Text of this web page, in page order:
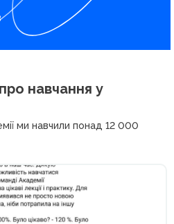
навчання у
ми навчили понад 12 000